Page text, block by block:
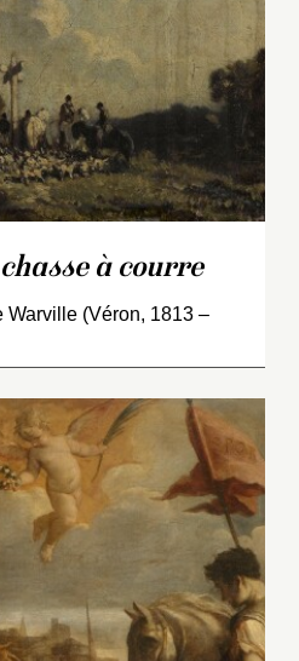
à courre
Warville (Véron, 1813 –